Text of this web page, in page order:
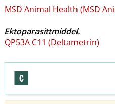
MSD Animal Health (MSD
Ektoparasittmiddel.
QP53A C11 (Deltametrin)